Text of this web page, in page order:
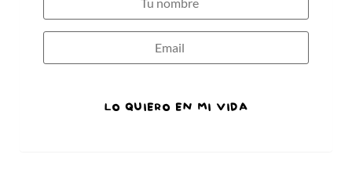
LO QUIERO EN MI VIDA